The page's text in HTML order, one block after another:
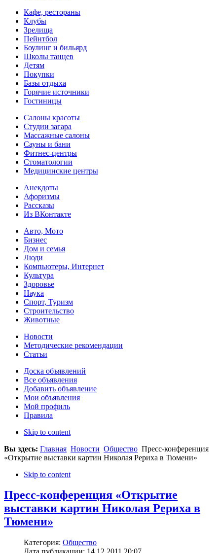
Кафе, рестораны
Клубы
Зрелища
Пейнтбол
Боулинг и бильярд
Школы танцев
Детям
Покупки
Базы отдыха
Горячие источники
Гостиницы
Салоны красоты
Студии загара
Массажные салоны
Сауны и бани
Фитнес-центры
Стоматологии
Медицинские центры
Анекдоты
Афоризмы
Рассказы
Из ВКонтакте
Авто, Мото
Бизнес
Дом и семья
Люди
Компьютеры, Интернет
Культура
Здоровье
Наука
Спорт, Туризм
Строительство
Животные
Новости
Методические рекомендации
Статьи
Доска объявлений
Все объявления
Добавить объявление
Мои объявления
Мой профиль
Правила
Skip to content
Вы здесь: Главная Новости Общество Пресс-конференция
«Открытие выставки картин Николая Рериха в Тюмени»
Skip to content
Пресс-конференция «Открытие
выставки картин Николая Рериха в
Тюмени»
Категория: Общество